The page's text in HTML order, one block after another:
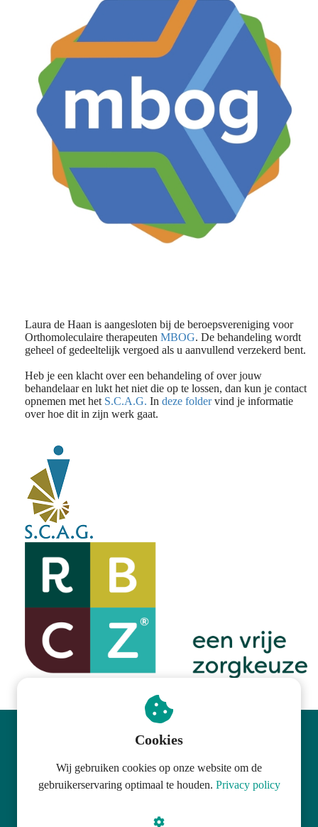
Laura de Haan is aangesloten bij de beroepsvereniging voor
Orthomoleculaire therapeuten MBOG. De behandeling wordt
geheel of gedeeltelijk vergoed als u aanvullend verzekerd bent.
Heb je een klacht over een behandeling of over jouw
behandelaar en lukt het niet die op te lossen, dan kun je contact
opnemen met het S.C.A.G. In deze foldervind je informatie
over hoe dit in zijn werk gaat.
© The Health RezetCookies
Wij gebruiken cookies op onze website om de
gebruikerservaring optimaal te houden. Privacy policy